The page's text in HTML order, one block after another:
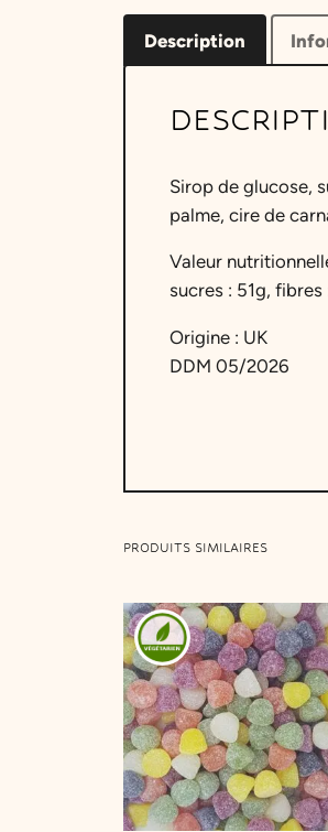
Description
Sirop de glucose,
palme, cire de
Valeur
sucres : 51g,
Origine : UK
DDM 05/2026
PRODUITS SIMILAIRES